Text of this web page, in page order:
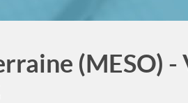
(MESO)